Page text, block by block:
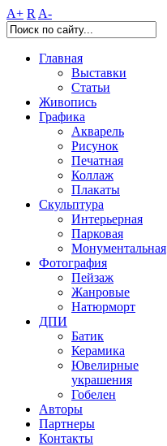
A+ R A-
Главная
Выставки
Статьи
Живопись
Графика
Акварель
Рисунок
Печатная
Коллаж
Плакаты
Скульптура
Интерьерная
Парковая
Монументальная
Фотография
Пейзаж
Жанровые
Натюрморт
ДПИ
Батик
Керамика
Ювелирные
украшения
Гобелен
Авторы
Партнеры
Контакты